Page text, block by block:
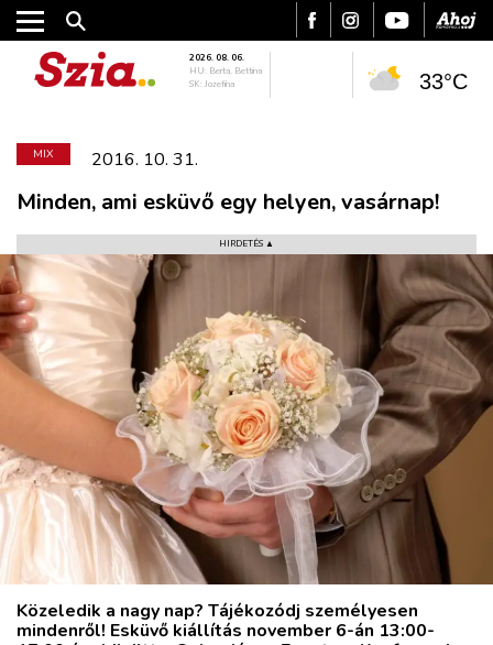
VÁROS
RÉGIÓ
KULTÚRA
2026. 08. 06.
HU: Berta, Bettina
SK: Jozefína
33°C
MIX 2016. 10. 31.
Minden, ami esküvő egy helyen, vasárnap!
HIRDETÉS ▲
Közeledik a nagy nap? Tájékozódj személyesen
mindenről! Esküvő kiállítás november 6-án 13:00-